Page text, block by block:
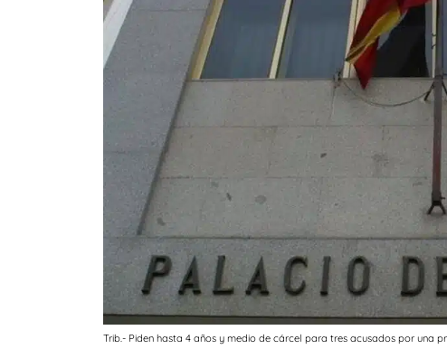
Trib.- Piden hasta 4 años y medio de cárcel para tres acusados por una